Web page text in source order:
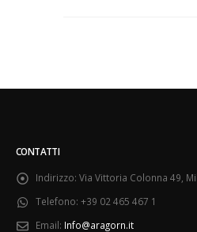
CONTATTI
Indirizzo: Via Vittoria Colonna 49,
Telefono: +39 02 465 467 1
Email: Info@aragorn.it